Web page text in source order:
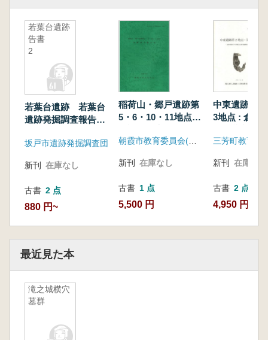
若葉台遺跡 若葉台遺跡発掘調査報
告書
2
若葉台遺跡 若葉台
遺跡発掘調査報告書
坂戸市遺跡発掘調査団
新刊 在庫なし
古書 2 点
880 円~
稲荷山・郷戸遺跡第
5・6・10・11地点発
朝霞市教育委員会(文化財課)
新刊 在庫なし
古書 1 点
5,500 円
中東遺跡第2
3地点 : 倉庫
査報告書
三芳町教育委
新刊 在庫なし
古書 2 点
4,950 円~
最近見た本
滝之城横穴
墓群